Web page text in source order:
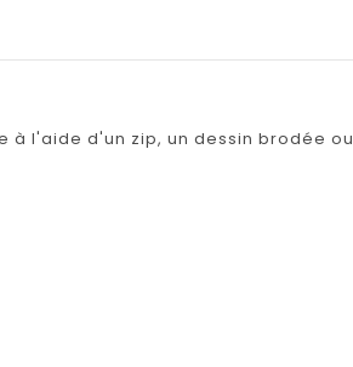
l'aide d'un zip, un dessin brodée